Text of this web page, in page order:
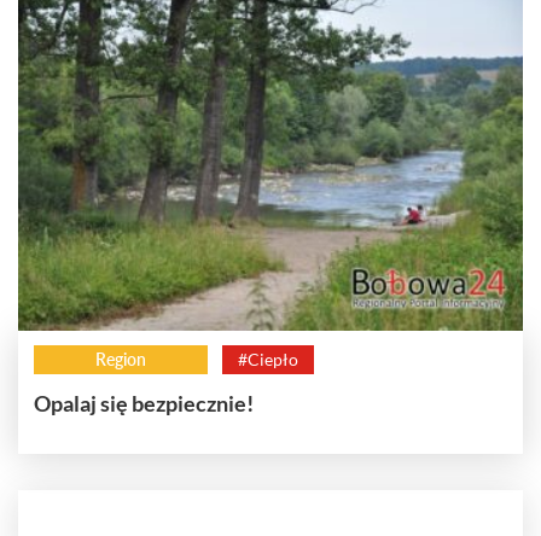
Region #Ciepło
Opalaj się bezpiecznie!